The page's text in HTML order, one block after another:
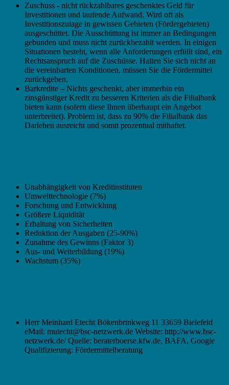
Zuschuss - nicht rückzahlbares geschenktes Geld für
Investitionen und laufende Aufwand. Wird oft als
Investitionszulage in gewissen Gebieten (Fördergebieten)
ausgeschüttet. Die Ausschüttung ist immer an Bedingungen
gebunden und muss nicht zurückbezahlt werden. In einigen
Situationen besteht, wenn alle Anforderungen erfüllt sind, ein
Rechtsanspruch auf die Zuschüsse. Halten Sie sich nicht an
die vereinbarten Konditionen, müssen Sie die Fördermittel
zurückgeben.
Barkredite – Nichts geschenkt, aber immerhin ein
zinsgünstiger Kredit zu besseren Kriterien als die Filialbank
bieten kann (sofern diese Ihnen überhaupt ein Angebot
unterbreitet). Problem ist, dass zu 90% die Filialbank das
Darlehen ausreicht und somit prozentual mithaftet.
Unabhängigkeit von Kreditinstituten
Umwelttechnologie (7%)
Forschung und Entwicklung
Größere Liquidität
Erhaltung von Sicherheiten
Reduktion der Ausgaben (25-90%)
Zunahme des Gewinns (Faktor 3)
Aus- und Weiterbildung (19%)
Wachstum (35%)
Herr Meinhard Etecht Bökenbrinkweg 11 33659 Bielefeld
eMail: mutecht@bsc-netzwerk.de Website: http://www.bsc-
netzwerk.de/ Quelle: beraterboerse.kfw.de, BAFA, Google
Qualifizierung: Fördermittelberatung